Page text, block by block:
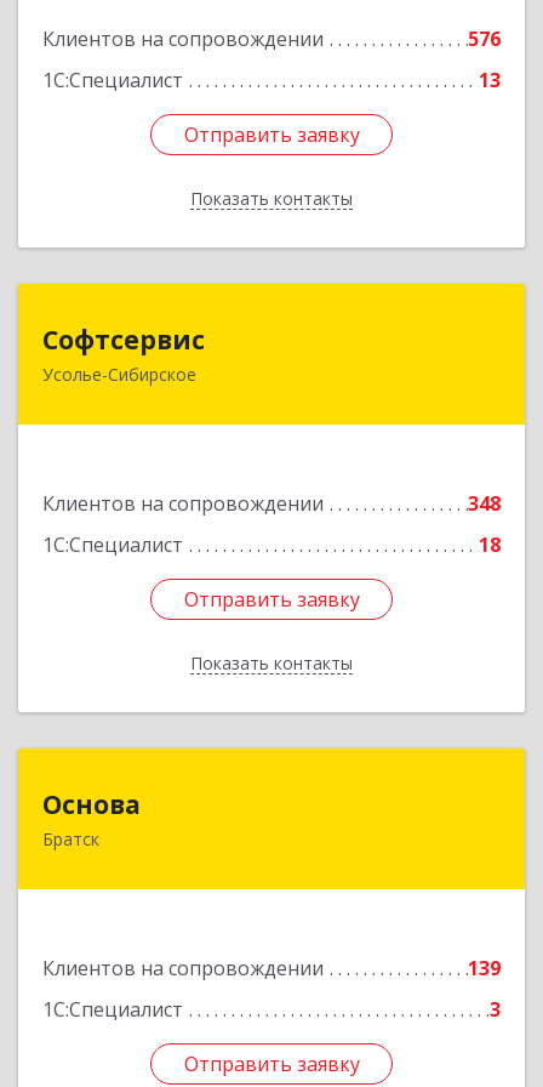
Клиентов на сопровождении
576
1С:Специалист
13
Отправить заявку
Показать контакты
Отправить заявку
Назад
Софтсервис
Усолье-Сибирское
Клиентов на сопровождении
348
1С:Специалист
18
Отправить заявку
Показать контакты
665451, Иркутская обл, Усолье-Сибирское г,
Отправить заявку
Назад
Основа
Братск
Клиентов на сопровождении
139
1С:Специалист
3
Отправить заявку
Отправить заявку